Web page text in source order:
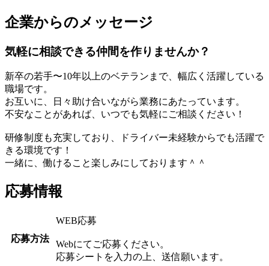
企業からのメッセージ
気軽に相談できる仲間を作りませんか？
新卒の若手〜10年以上のベテランまで、幅広く活躍している
職場です。
お互いに、日々助け合いながら業務にあたっています。
不安なことがあれば、いつでも気軽にご相談ください！
研修制度も充実しており、ドライバー未経験からでも活躍で
きる環境です！
一緒に、働けること楽しみにしております＾＾
応募情報
応募方法
WEB応募
Webにてご応募ください。
応募シートを入力の上、送信願います。